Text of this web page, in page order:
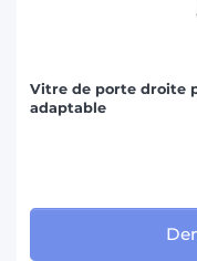
Vitre de porte droite
adaptable